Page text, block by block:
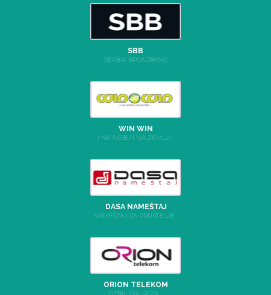
SBB
SERBIA BROADBAND
WIN WIN
I NA NEBU I NA ZEMLJI...
DASA NAMEŠTAJ
NAMEŠTAJ ZA PRIJATELJE...
ORION TELEKOM
OZBILJNA VEZA...